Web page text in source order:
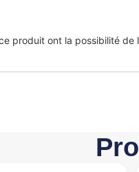
produit ont la possibilité de